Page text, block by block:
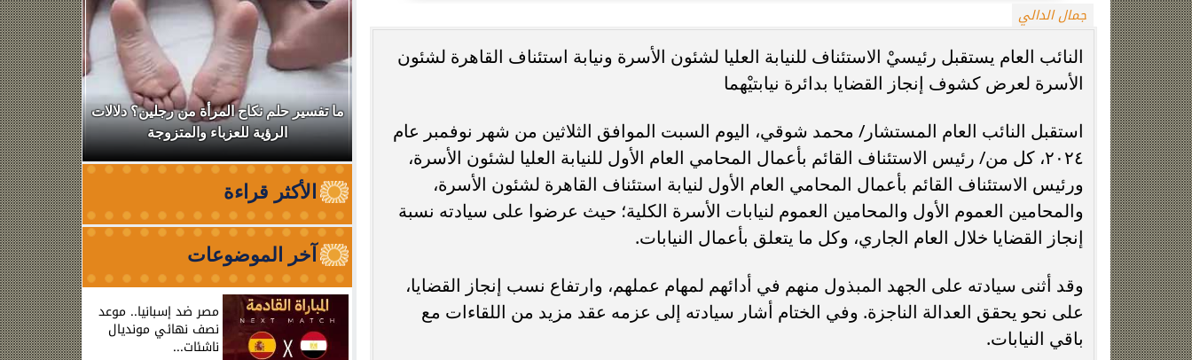
جمال الدالي
النائب العام يستقبل رئيسيْ الاستئناف للنيابة العليا لشئون الأسرة ونيابة استئناف القاهرة لشئون
الأسرة لعرض كشوف إنجاز القضايا بدائرة نيابتيْهما
استقبل النائب العام المستشار/ محمد شوقي، اليوم السبت الموافق الثلاثين من شهر نوفمبر عام
٢٠٢٤، كل من/ رئيس الاستئناف القائم بأعمال المحامي العام الأول للنيابة العليا لشئون الأسرة،
ورئيس الاستئناف القائم بأعمال المحامي العام الأول لنيابة استئناف القاهرة لشئون الأسرة،
والمحامين العموم الأول والمحامين العموم لنيابات الأسرة الكلية؛ حيث عرضوا على سيادته نسبة
إنجاز القضايا خلال العام الجاري، وكل ما يتعلق بأعمال النيابات.
وقد أثنى سيادته على الجهد المبذول منهم في أدائهم لمهام عملهم، وارتفاع نسب إنجاز القضايا،
على نحو يحقق العدالة الناجزة. وفي الختام أشار سيادته إلى عزمه عقد مزيد من اللقاءات مع
باقي النيابات.
زينة عمرو تتوج بجائزة الأفضل بعد تأهل مصر
التاريخي لنصف نهائي مونديال...
التأهل التاريخي إلى نصف نهائي...
عائلي مرتقب في الساحل الشمالي
ما تفسير حلم نكاح المرأة من رجلين؟ دلالات
الرؤية للعزباء والمتزوجة
نقابة
من
الأكثر قراءة
آخر الموضوعات
مصر ضد إسبانيا.. موعد
نصف نهائي مونديال
ناشئات...